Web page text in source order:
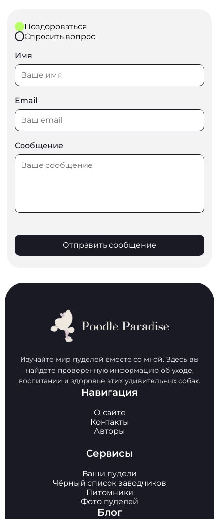
Поздороваться
Спросить вопрос
Имя
Email
Сообщение
Отправить сообщение
Изучайте мир пуделей вместе со мной. Здесь вы
найдете проверенную информацию об уходе,
воспитании и здоровье этих удивительных собак.
Навигация
О сайте
Контакты
Авторы
Сервисы
Ваши пудели
Чёрный список заводчиков
Питомники
Фото пуделей
Блог